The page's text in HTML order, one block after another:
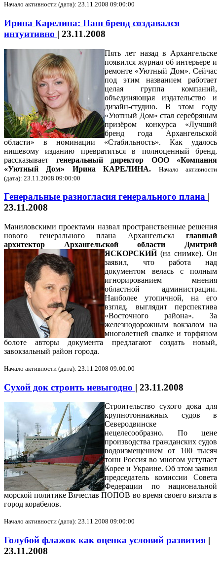
Начало активности (дата): 23.11.2008 09:00:00
Ирина Карелина: Наш бренд создавался
интуитивно | 23.11.2008
Пять лет назад в Архангельске
появился журнал об интерьере и
ремонте «Уютный Дом». Сейчас
под этим названием работает
целая группа компаний,
объединяющая издательство и
дизайн-студию. В этом году
«Уютный Дом» стал серебряным
призёром конкурса «Лучший
бренд года Архангельской
области» в номинации «Стабильность». Как удалось
нишевому изданию превратиться в полноценный бренд,
рассказывает генеральный директор ООО «Компания
«Уютный Дом» Ирина КАРЕЛИНА.
Начало активности
(дата): 23.11.2008 09:00:00
Генеральные разногласия генерального плана |
23.11.2008
Маниловскими проектами назвал пространственные решения
нового генерального плана Архангельска главный
архитектор Архангельской области Дмитрий
ЯСКОРСКИЙ(на снимке). Он
заявил, что работа над
документом велась с полным
игнорированием мнения
областной администрации.
Наиболее утопичной, на его
взгляд, выглядит перспектива
«Восточного района». За
железнодорожным вокзалом на
многолетней свалке и торфяном
болоте авторы документа предлагают создать новый,
завокзальный район города.
Начало активности (дата): 23.11.2008 09:00:00
Сухой док строить невыгодно | 23.11.2008
Строительство сухого дока для
крупнотоннажных судов в
Северодвинске
нецелесообразно. По цене
производства гражданских судов
водоизмещением от 100 тысяч
тонн Россия во многом уступает
Корее и Украине. Об этом заявил
председатель комиссии Совета
Федерации по национальной
морской политике Вячеслав ПОПОВ во время своего визита в
город корабелов.
Начало активности (дата): 23.11.2008 09:00:00
Голубой флажок как оценка условий развития |
23.11.2008